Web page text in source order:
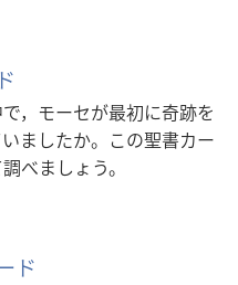
，モーセが最初に奇跡を
ましたか。この聖書カー
べましょう。
ド